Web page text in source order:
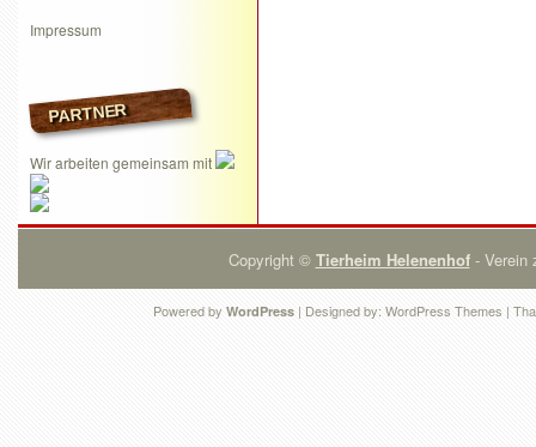
Impressum
PARTNER
Wir arbeiten gemeinsam mit
Copyright © Tierheim Helenenhof- Verein
Powered by WordPress | Designed by: WordPress Themes |